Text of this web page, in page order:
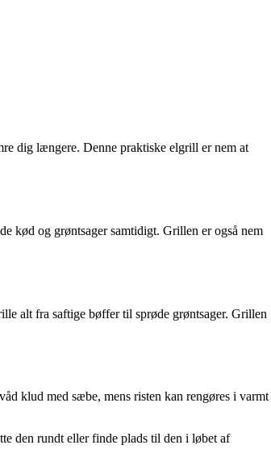
dig længere. Denne praktiske elgrill er nem at
kød og grøntsager samtidigt. Grillen er også nem
alt fra saftige bøffer til sprøde grøntsager. Grillen
klud med sæbe, mens risten kan rengøres i varmt
den rundt eller finde plads til den i løbet af